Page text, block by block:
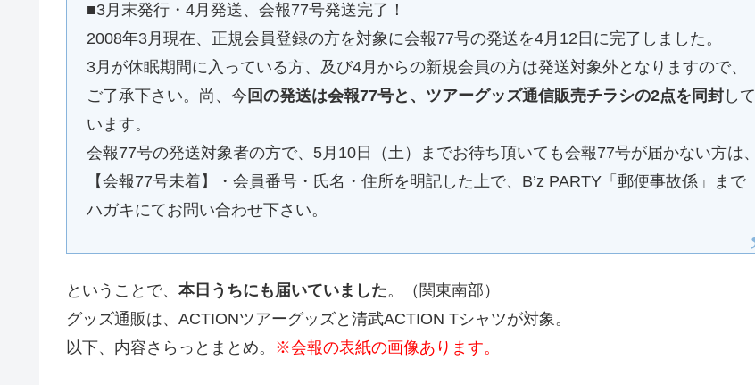
■3月末発行・4月発送、会報77号発送完了！
2008年3月現在、正規会員登録の方を対象に会報77号の発送を4月12日に完了しました。
3月が休眠期間に入っている方、及び4月からの新規会員の方は発送対象外となりますので、
ご了承下さい。尚、今 回の発送は会報77号と、ツアーグッズ通信販売チラシの2点を同封して
います。
会報77号の発送対象者の方で、5月10日（土）までお待ち頂いても会報77号が届かない方は、
【会報77号未着】・会員番号・氏名・住所を明記した上で、B’z PARTY「郵便事故係」まで
ハガキにてお問い合わせ下さい。
ということで、 本日うちにも届いていました。（関東南部）
グッズ通販は、ACTIONツアーグッズと清武ACTION Tシャツが対象。
以下、内容さらっとまとめ。 ※会報の表紙の画像あります。